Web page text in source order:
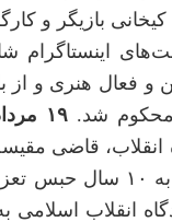
کیخانی بازیگر و
اینستاگرام
فعال هنری و از
شد. ۱۹
انقلاب، قاضی
۱۰ سال حبس
انقلاب